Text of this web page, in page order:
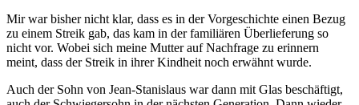
Mir war bisher nicht klar, dass es in der Vorgeschichte einen Bezug
zu einem Streik gab, das kam in der familiären Überlieferung so
nicht vor. Wobei sich meine Mutter auf Nachfrage zu erinnern
meint, dass der Streik in ihrer Kindheit noch erwähnt wurde.
Auch der Sohn von Jean-Stanislaus war dann mit Glas beschäftigt,